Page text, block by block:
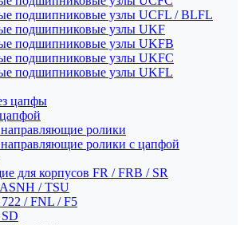
подшипниковые узлы UCFL / BLFL
подшипниковые узлы UKF
подшипниковые узлы UKFB
подшипниковые узлы UKFC
подшипниковые узлы UKFL
цапфы
ролики
ролики с цапфой
для корпусов FR / FRB / SR
/ TSU
/ FNL / F5